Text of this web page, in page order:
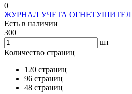
0
ЖУРНАЛ УЧЕТА
Есть в наличии
300
шт
Количество страниц
120 страниц
96 страниц
48 страниц